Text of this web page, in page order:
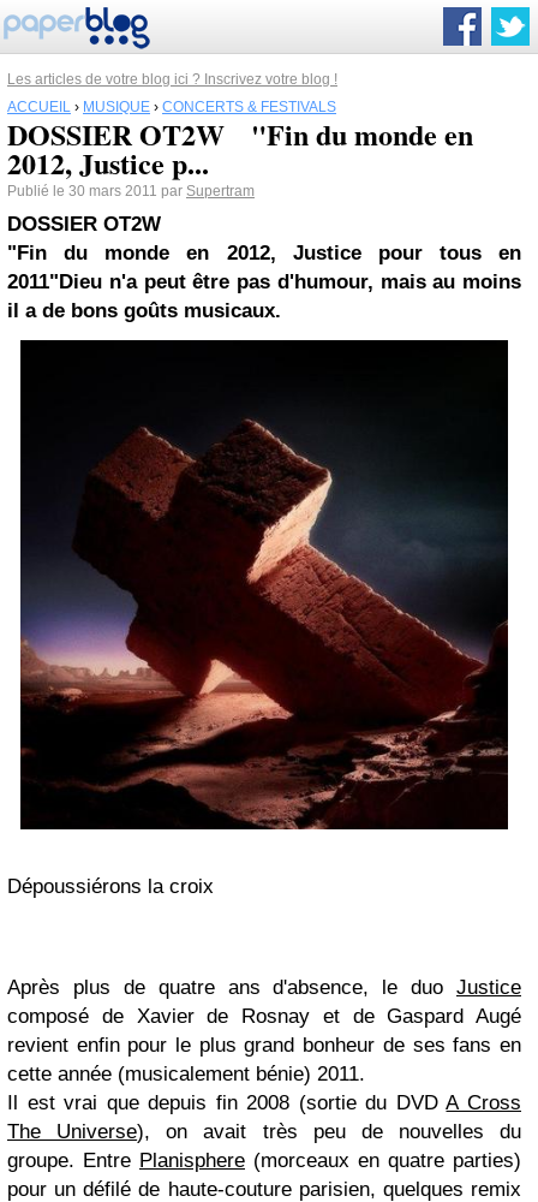
Les articles de votre blog ici ? Inscrivez votre blog !
ACCUEIL › MUSIQUE › CONCERTS & FESTIVALS
DOSSIER OT2W "Fin du monde en
2012, Justice p...
Publié le 30 mars 2011 par Supertram
DOSSIER OT2W
"Fin du monde en 2012, Justice pour tous en
2011"Dieu n'a peut être pas d'humour, mais au moins
il a de bons goûts musicaux.
Dépoussiérons la croix
Après plus de quatre ans d'absence, le duo Justice
composé de Xavier de Rosnay et de Gaspard Augé
revient enfin pour le plus grand bonheur de ses fans en
cette année (musicalement bénie) 2011.
Il est vrai que depuis fin 2008 (sortie du DVDA Cross
The Universe), on avait très peu de nouvelles du
groupe. Entre Planisphere (morceaux en quatre parties)
pour un défilé de haute-couture parisien, quelques remix